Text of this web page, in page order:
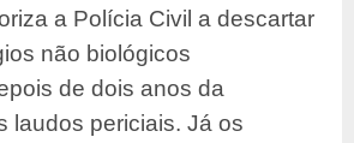
a Polícia Civil a descartar
não biológicos
de dois anos da
laudos periciais. Já os